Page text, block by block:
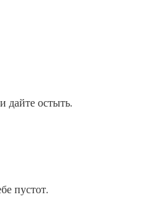
дайте остыть.
пустот.